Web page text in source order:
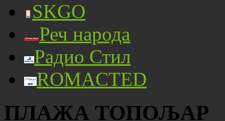
SKGO
Реч народа
Радио Стил
ROMACTED
ПЛАЖА ТОПОЉАР